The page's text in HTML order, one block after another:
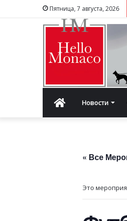
Пятница, 7 августа, 2026
ГлавнаяНовости
« Все
Это